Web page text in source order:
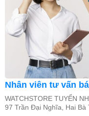
Nhân viên tư vấn
WATCHSTORE TUYỂN
97 Trần Đại Nghĩa, Hai Bà